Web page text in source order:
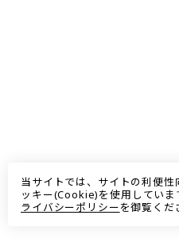
当サイトでは、サイトの利便性
ッキー(Cookie)を使用していま
ライバシーポリシーを御覧くだ